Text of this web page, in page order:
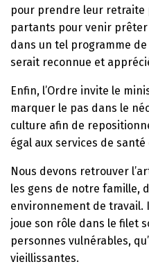
pour prendre leur retraite
partants pour venir
dans un tel programme
serait reconnue et
Enfin, l’Ordre invite le
marquer le pas dans le
culture afin de
égal aux services de
Nous devons retrouver
les gens de notre famille,
environnement de travail.
joue son rôle dans le filet
personnes vulnérables,
vieillissantes.